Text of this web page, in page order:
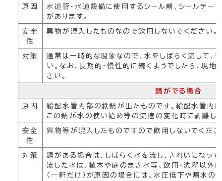
原因
水道管・水道設備に使用するシール剤、シールテー
があります。
安全
性
異物が混入したものなので飲用しないでください。
対策
通常は一時的な現象なので、水をしばらく流して、
い。なお、長期的・慢性的に続くようでしたら、現
さい。
錆がでる場合
原因
給配水管内部の鉄錆が出たものです。給配水管内
この錆が水の使い始め等の流速の変化時に剥離し
安全
性
異物等が混入したものですので飲用しないでくださ
対策
錆がある場合は、しばらく水を流し、きれいになっ
流した水は、植木や庭のまき水等、飲用・洗濯以外
（一軒だけ）が原因の場合には、水圧低下や漏水の